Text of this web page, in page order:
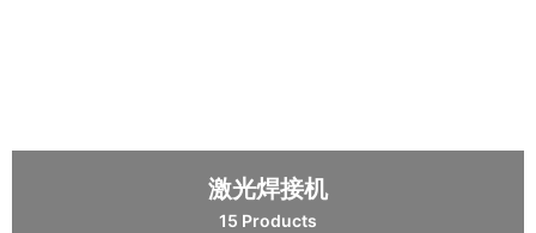
激光焊接机
15 Products